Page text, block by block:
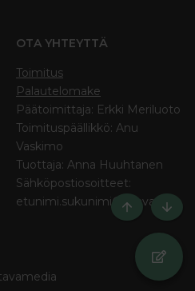
OTA YHTEYTTÄ
Toimitus
Palautelomake
Päätoimittaja: Erkki Meriluoto
Toimituspäällikkö: Anu
Vaskimo
Tuottaja: Anna Huuhtanen
Sähköpostiosoitteet:
etunimi.sukunimi@otava.fi
Ylös